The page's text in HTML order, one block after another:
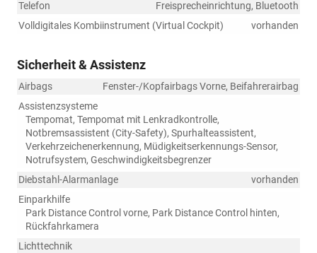
Telefon
Freisprecheinrichtung, Bluetooth
Volldigitales Kombiinstrument (Virtual Cockpit)
vorhanden
Sicherheit & Assistenz
Airbags
Fenster-/Kopfairbags Vorne, Beifahrerairbag
Assistenzsysteme
Tempomat, Tempomat mit Lenkradkontrolle,
Notbremsassistent (City-Safety), Spurhalteassistent,
Verkehrzeichenerkennung, Müdigkeitserkennungs-Sensor,
Notrufsystem, Geschwindigkeitsbegrenzer
Diebstahl-Alarmanlage
vorhanden
Einparkhilfe
Park Distance Control vorne, Park Distance Control hinten,
Rückfahrkamera
Lichttechnik